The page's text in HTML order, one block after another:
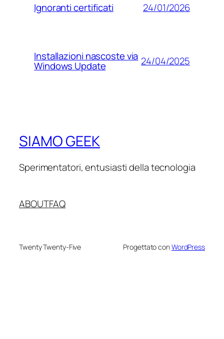
Ignoranti certificati 24/01/2026
Installazioni nascoste via
Windows Update 24/04/2025
SIAMO GEEK
Sperimentatori, entusiasti della tecnologia
ABOUTFAQ
Twenty Twenty-Five Progettato conWordPress